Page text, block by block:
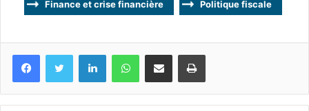
Finance et crise financière Politique fiscale
FacebookTwitter LinkedinWhatsApp
Partagez par mail Imprimez